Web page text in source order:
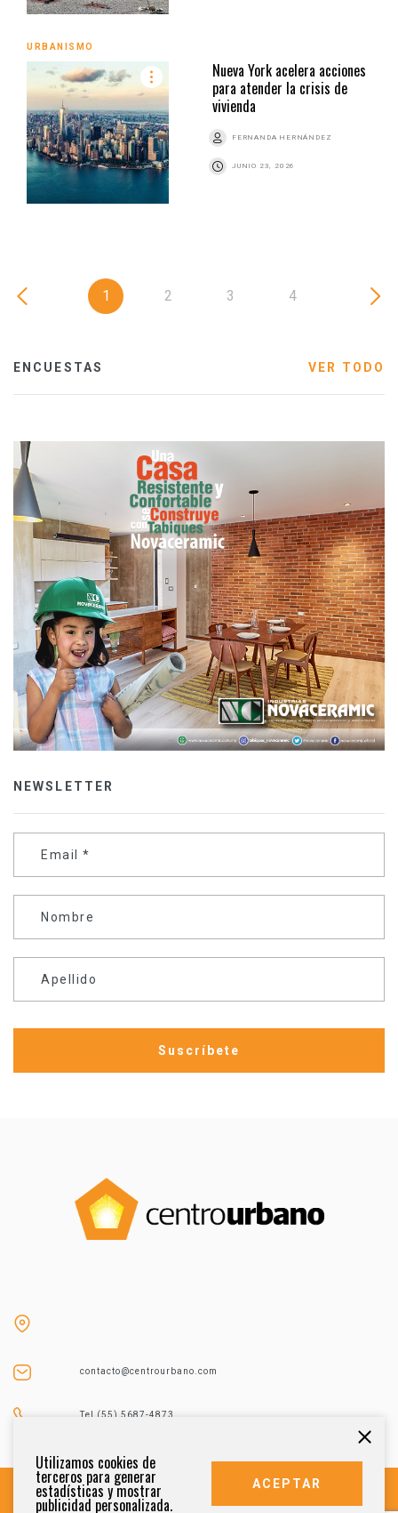
URBANISMO
Nueva York acelera acciones
para atender la crisis de
vivienda
FERNANDA HERNÁNDEZ
JUNIO 23, 2026
1 2 3 4
ENCUESTAS VER TODO
NEWSLETTER
Email *
Nombre
Apellido
contacto@centrourbano.com
Tel (55) 5687-4873
Utilizamos cookies de
terceros para generar
estadísticas y mostrar
publicidad personalizada.
ACEPTAR